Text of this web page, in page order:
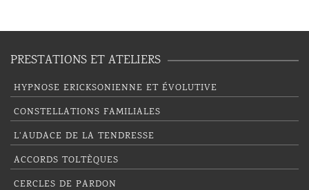
PRESTATIONS ET ATELIERS
HYPNOSE ERICKSONIENNE ET ÉVOLUTIVE
CONSTELLATIONS FAMILIALES
L’AUDACE DE LA TENDRESSE
ACCORDS TOLTÈQUES
CERCLES DE PARDON